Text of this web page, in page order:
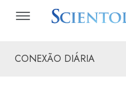
CONEXÃO DIÁRIA